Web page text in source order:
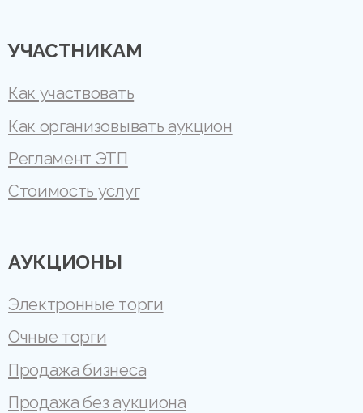
УЧАСТНИКАМ
Как участвовать
Как организовывать аукцион
Регламент ЭТП
Стоимость услуг
АУКЦИОНЫ
Электронные торги
Очные торги
Продажа бизнеса
Продажа без аукциона